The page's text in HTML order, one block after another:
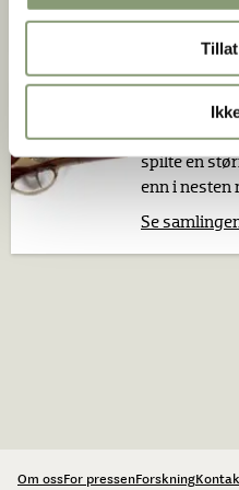
Se
Våpen er en
spilte en
enn i nesten
Se
Om ossFor pressenForskning